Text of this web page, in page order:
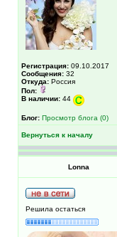
Регистрация: 09.10.2017
Сообщения: 32
Откуда: Россия
Пол:
В наличии: 44
Блог: Просмотр блога (0)
Вернуться к началу
Lonna
Решила остаться